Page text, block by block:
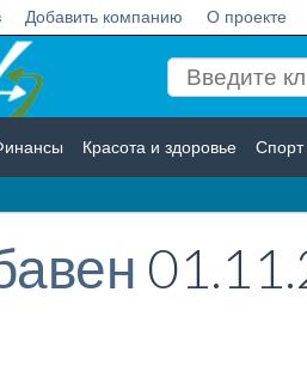
Добавить компанию О проекте
Красота и здоровье Спорт